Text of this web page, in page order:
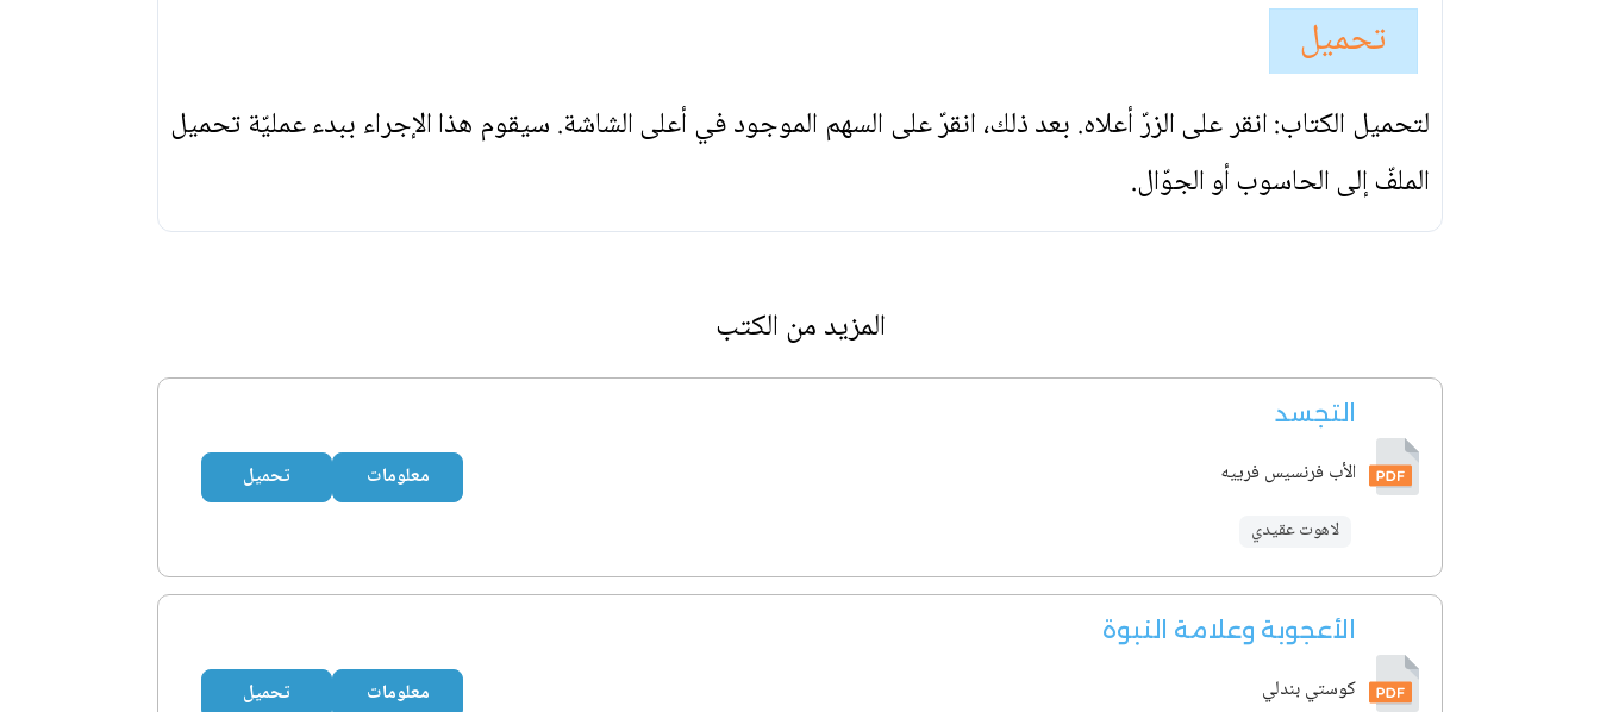
تحميل
لتحميل الكتاب: انقر على الزرّ أعلاه. بعد ذلك، انقرّ على السهم الموجود في أعلى الشاشة. سيقوم هذا الإجراء ببدء عمليّة تحميل
الملفّ إلى الحاسوب أو الجوّال.
المزيد من الكتب
التجسد
الأب فرنسيس فرييه
لاهوت عقيدي
معلومات تحميل
الأعجوبة وعلامة النبوة
كوستي بندلي معلومات تحميل